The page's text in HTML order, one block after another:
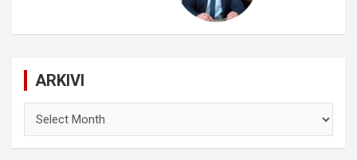
ARKIVI